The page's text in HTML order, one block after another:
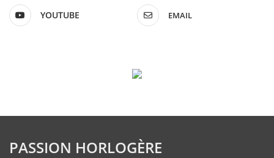
YOUTUBE EMAIL
PASSION HORLOGÈRE